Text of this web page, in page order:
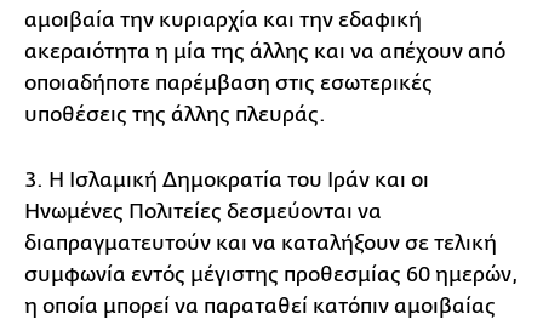
αμοιβαία την κυριαρχία και την εδαφική
ακεραιότητα η μία της άλλης και να απέχουν από
οποιαδήποτε παρέμβαση στις εσωτερικές
υποθέσεις της άλλης πλευράς.
3. Η Ισλαμική Δημοκρατία του Ιράν και οι
Ηνωμένες Πολιτείες δεσμεύονται να
διαπραγματευτούν και να καταλήξουν σε τελική
συμφωνία εντός μέγιστης προθεσμίας 60 ημερών,
η οποία μπορεί να παραταθεί κατόπιν αμοιβαίας